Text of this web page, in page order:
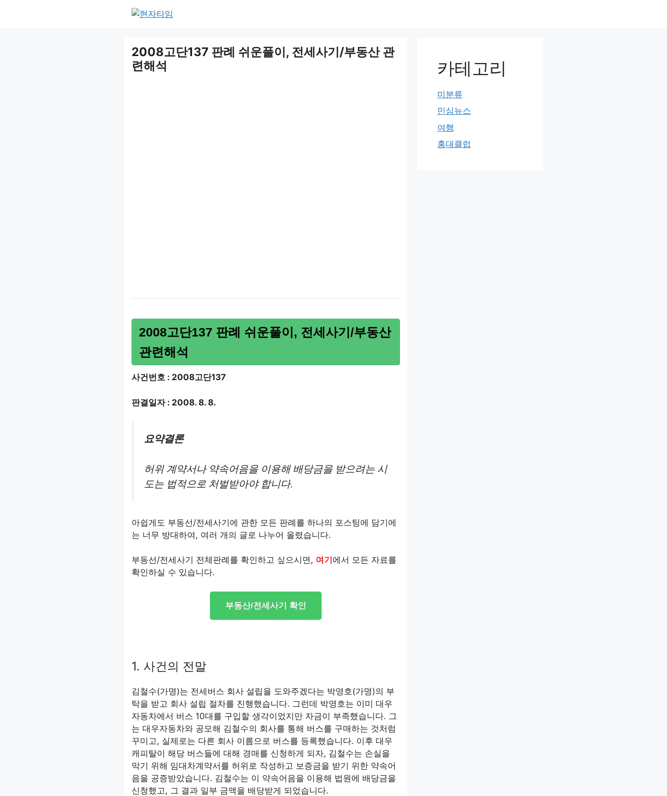
2008고단137 판례 쉬운풀이, 전세사기/부동산 관
련해석
2008고단137 판례 쉬운풀이, 전세사기/부동산
관련해석
사건번호 : 2008고단137
판결일자 : 2008. 8. 8.
요약결론
허위 계약서나 약속어음을 이용해 배당금을 받으려는 시
도는 법적으로 처벌받아야 합니다.
아쉽게도 부동선/전세사기에 관한 모든 판례를 하나의 포스팅에 담기에
는 너무 방대하여, 여러 개의 글로 나누어 올렸습니다.
부동선/전세사기 전체판례를 확인하고 싶으시면, 여기 에서 모든 자료를
확인하실 수 있습니다.
부동산/전세사기 확인
1. 사건의 전말
김철수(가명)는 전세버스 회사 설립을 도와주겠다는 박영호(가명)의 부
탁을 받고 회사 설립 절차를 진행했습니다. 그런데 박영호는 이미 대우
자동차에서 버스 10대를 구입할 생각이었지만 자금이 부족했습니다. 그
는 대우자동차와 공모해 김철수의 회사를 통해 버스를 구매하는 것처럼
꾸미고, 실제로는 다른 회사 이름으로 버스를 등록했습니다. 이후 대우
캐피탈이 해당 버스들에 대해 경매를 신청하게 되자, 김철수는 손실을
막기 위해 임대차계약서를 허위로 작성하고 보증금을 받기 위한 약속어
음을 공증받았습니다. 김철수는 이 약속어음을 이용해 법원에 배당금을
신청했고, 그 결과 일부 금액을 배당받게 되었습니다.
카테고리
미분류
민심뉴스
여행
홍대클럽